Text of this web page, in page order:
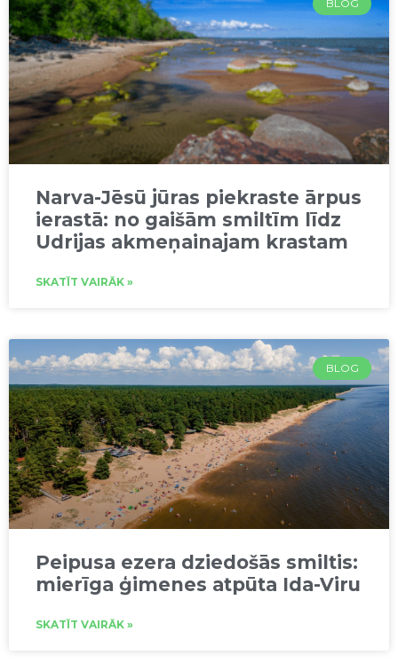
BLOG
Narva-Jēsū jūras piekraste ārpus
ierastā: no gaišām smiltīm līdz
Udrijas akmeņainajam krastam
SKATĪT VAIRĀK »
BLOG
Peipusa ezera dziedošās smiltis:
mierīga ģimenes atpūta Ida-Viru
SKATĪT VAIRĀK »